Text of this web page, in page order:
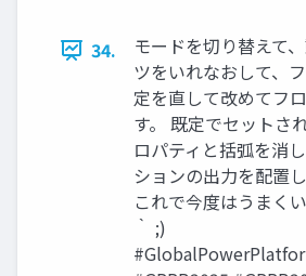
34.
モードを切り替えて
ツをいれなおして、
定を直して改めてフ
す。 既定でセットさ
ロパティと括弧を消
ションの出力を配置
これで今度はうまく
｀ ;)